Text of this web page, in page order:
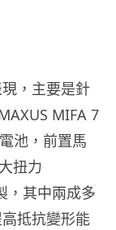
，主要是針
MIFA 7
池，前置馬
扭力
，其中兩成多
抵抗變形能